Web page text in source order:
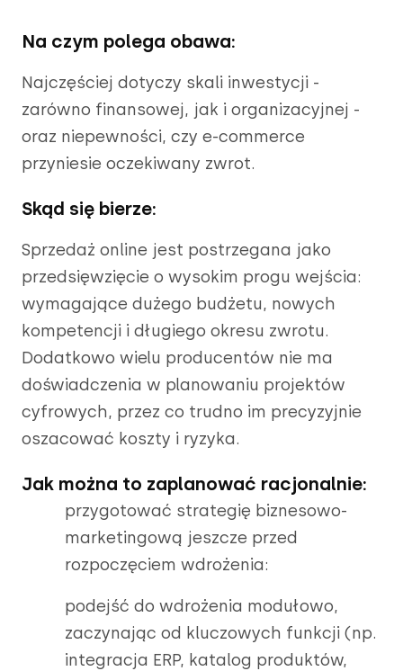
Na czym polega obawa:
Najczęściej dotyczy skali inwestycji -
zarówno finansowej, jak i organizacyjnej -
oraz niepewności, czy e-commerce
przyniesie oczekiwany zwrot.
Skąd się bierze:
Sprzedaż online jest postrzegana jako
przedsięwzięcie o wysokim progu wejścia:
wymagające dużego budżetu, nowych
kompetencji i długiego okresu zwrotu.
Dodatkowo wielu producentów nie ma
doświadczenia w planowaniu projektów
cyfrowych, przez co trudno im precyzyjnie
oszacować koszty i ryzyka.
Jak można to zaplanować racjonalnie:
przygotować strategię biznesowo-
marketingową jeszcze przed
rozpoczęciem wdrożenia:
podejść do wdrożenia modułowo,
zaczynając od kluczowych funkcji (np.
integracja ERP, katalog produktów,